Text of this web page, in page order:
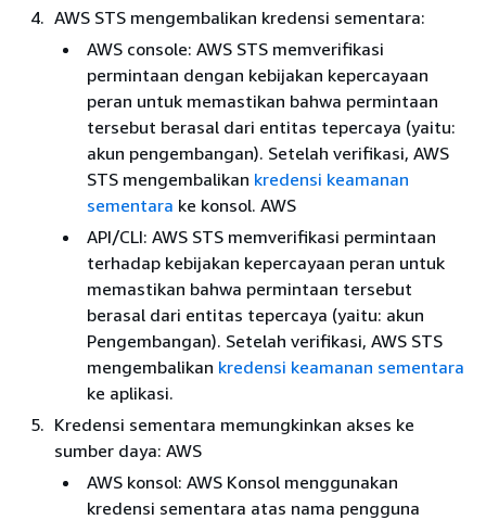
AWS STS mengembalikan kredensi sementara:
AWS console: AWS STS memverifikasi
permintaan dengan kebijakan kepercayaan
peran untuk memastikan bahwa permintaan
tersebut berasal dari entitas tepercaya (yaitu:
akun pengembangan). Setelah verifikasi, AWS
STS mengembalikan kredensi keamanan
sementara ke konsol. AWS
API/CLI: AWS STS memverifikasi permintaan
terhadap kebijakan kepercayaan peran untuk
memastikan bahwa permintaan tersebut
berasal dari entitas tepercaya (yaitu: akun
Pengembangan). Setelah verifikasi, AWS STS
mengembalikan kredensi keamanan sementara
ke aplikasi.
Kredensi sementara memungkinkan akses ke
sumber daya: AWS
AWS konsol: AWS Konsol menggunakan
kredensi sementara atas nama pengguna